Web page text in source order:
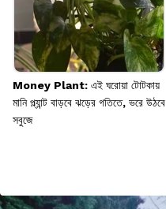
Money Plant: এই ঘরোয়া টোটকায়
মানি প্ল্যান্ট বাড়বে ঝড়ের গতিতে, ভরে উঠবে
সবুজে